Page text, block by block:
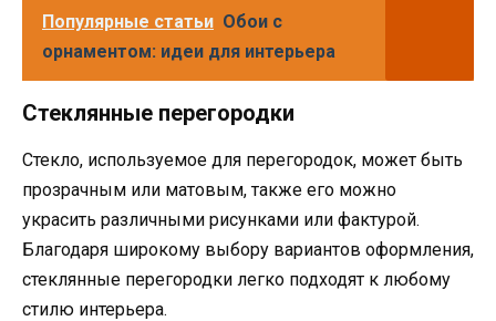
Популярные статьи Обои с
орнаментом: идеи для интерьера
Стеклянные перегородки
Стекло, используемое для перегородок, может быть
прозрачным или матовым, также его можно
украсить различными рисунками или фактурой.
Благодаря широкому выбору вариантов оформления,
стеклянные перегородки легко подходят к любому
стилю интерьера.